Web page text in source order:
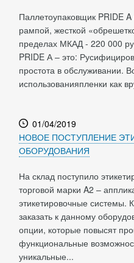
Паллетоупаковщик PRIDE
рампой, жесткой
пределах МКАД - 220 000
PRIDE А – это:
простота в обслуживании.
использованияпленки как
01/04/2019
НОВОЕ ПОСТУПЛЕНИЕ
ОБОРУДОВАНИЯ
На склад поступило
торговой марки A2 –
этикетировочные системы.
заказать к данному
опции, которые повысят
функциональные
уникальные...